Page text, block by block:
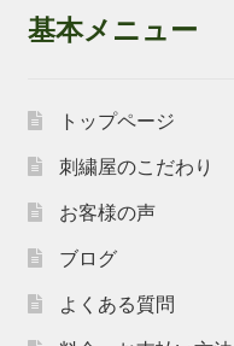
基本メニュー
トップページ
刺繍屋のこだわり
お客様の声
ブログ
よくある質問